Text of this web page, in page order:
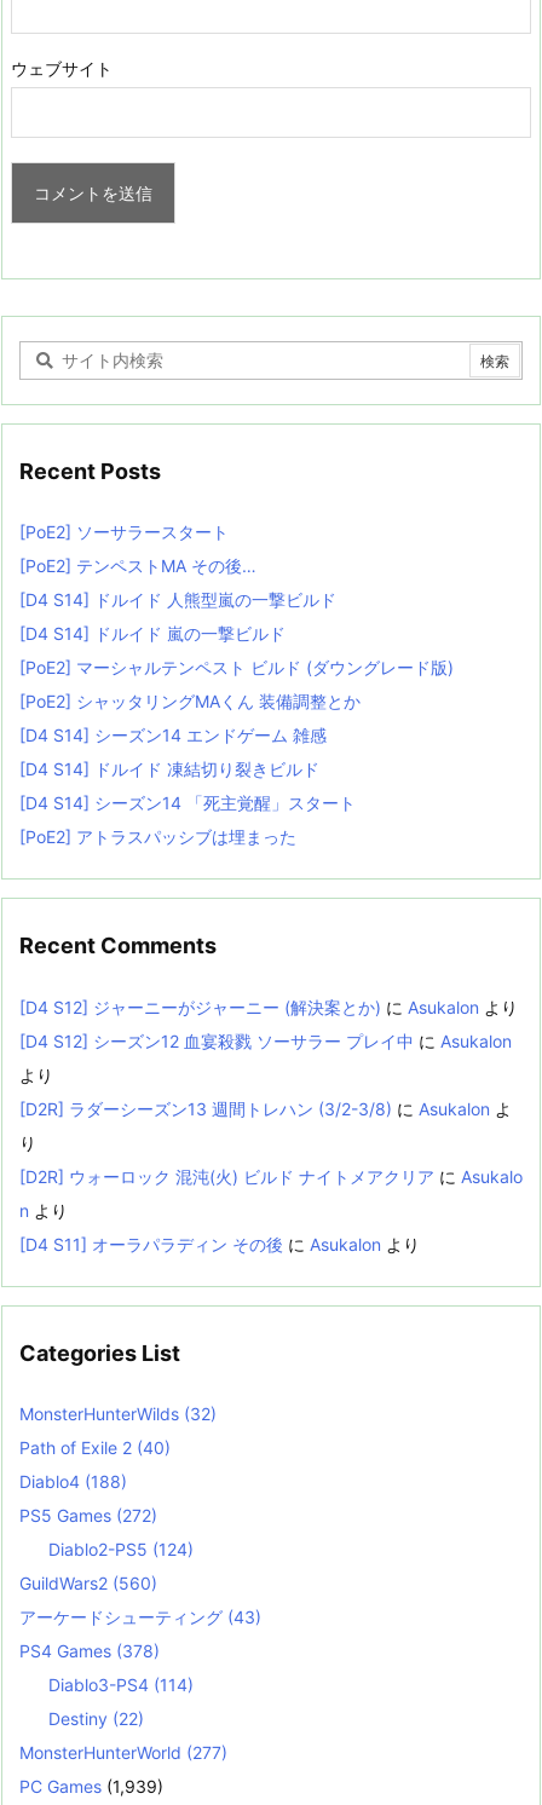
ウェブサイト
Recent Posts
[PoE2] ソーサラースタート
[PoE2] テンペストMA その後…
[D4 S14] ドルイド 人熊型嵐の一撃ビルド
[D4 S14] ドルイド 嵐の一撃ビルド
[PoE2] マーシャルテンペスト ビルド (ダウングレード版)
[PoE2] シャッタリングMAくん 装備調整とか
[D4 S14] シーズン14 エンドゲーム 雑感
[D4 S14] ドルイド 凍結切り裂きビルド
[D4 S14] シーズン14 「死主覚醒」スタート
[PoE2] アトラスパッシブは埋まった
Recent Comments
[D4 S12] ジャーニーがジャーニー (解決案とか) に Asukalon より
[D4 S12] シーズン12 血宴殺戮 ソーサラー プレイ中 に Asukalon
より
[D2R] ラダーシーズン13 週間トレハン (3/2-3/8) に Asukalon よ
り
[D2R] ウォーロック 混沌(火) ビルド ナイトメアクリア に Asukalo
n より
[D4 S11] オーラパラディン その後 に Asukalon より
Categories List
MonsterHunterWilds (32)
Path of Exile 2 (40)
Diablo4 (188)
PS5 Games (272)
Diablo2-PS5 (124)
GuildWars2 (560)
アーケードシューティング (43)
PS4 Games (378)
Diablo3-PS4 (114)
Destiny (22)
MonsterHunterWorld (277)
PC Games (1,939)